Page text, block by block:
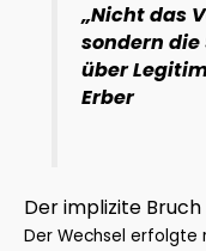
„Nicht das
sondern
über
Erber
Der implizite
Der Wechsel erfolgte